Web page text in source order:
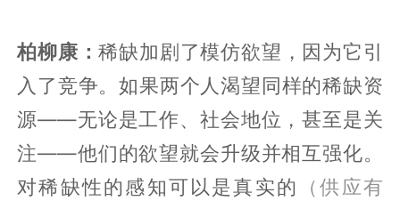
柏柳康：稀缺加剧了模仿欲望，因为它引
入了竞争。如果两个人渴望同样的稀缺资
源——无论是工作、社会地位，甚至是关
注——他们的欲望就会升级并相互强化。
对稀缺性的感知可以是真实的
（供应有